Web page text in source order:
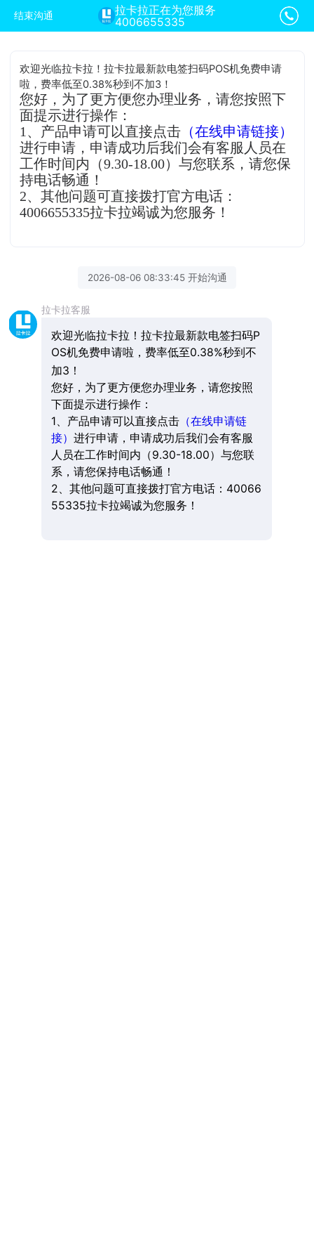
结束沟通
拉卡拉正在为您服务
4006655335
欢迎光临拉卡拉！拉卡拉最新款电签扫码POS机免费申请
啦，费率低至0.38%秒到不加3！
您好，为了更方便您办理业务，请您按照下
面提示进行操作：
1、产品申请可以直接点击 （在线申请链接）
进行申请，申请成功后我们会有客服人员在
工作时间内（9.30-18.00）与您联系，请您保
持电话畅通！
2、其他问题可直接拨打官方电话：
4006655335拉卡拉竭诚为您服务！
2026-08-06 08:33:45 开始沟通
拉卡拉客服
欢迎光临拉卡拉！拉卡拉最新款电签扫码P
OS机免费申请啦，费率低至0.38%秒到不
加3！
您好，为了更方便您办理业务，请您按照
下面提示进行操作：
1、产品申请可以直接点击（在线申请链
接） 进行申请，申请成功后我们会有客服
人员在工作时间内（9.30-18.00）与您联
系，请您保持电话畅通！
2、其他问题可直接拨打官方电话：40066
55335拉卡拉竭诚为您服务！